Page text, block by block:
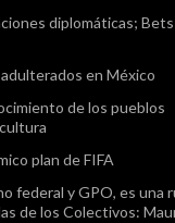
diplomáticas;
en México
de los pueblos
plan de FIFA
federal y GPO, es una
de los Colectivos: